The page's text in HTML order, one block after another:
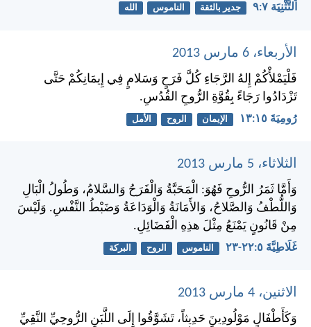
اَلتَّثْنِيَة ٧:‏٩ جدير بالثقة الناموس الله
الأربعاء، 6 مارس 2013
فَلْيَمْلأْكُمْ إِلهُ الرَّجَاءِ كُلَّ فَرَحٍ وَسَلامٍ فِي إِيمَانِكُمْ حَتَّى
تَزْدَادُوا رَجَاءً بِقُوَّةِ الرُّوحِ القُدُسِ.
رُومِيَةَ ١٥:‏١٣ الإيمان الروح الأمل
الثلاثاء، 5 مارس 2013
وَأَمَّا ثَمَرُ الرُّوحِ فَهُوَ: الْمَحَبَّةُ وَالْفَرَحُ وَالسَّلامُ، وَطُولُ الْبَالِ
وَاللُّطْفُ وَالصَّلاحُ، وَالأَمَانَةُ وَالْوَدَاعَةُ وَضَبْطُ النَّفْسِ. وَلَيْسَ
مِنْ قَانُونٍ يَمْنَعُ مِثْلَ هذِهِ الْفَضَائِلِ.
غَلَاطِيَّةَ ٥:‏٢٢-‏٢٣ الناموس الروح البركة
الاثنين، 4 مارس 2013
وَكَأَطْفَالٍ مَوْلُودِينَ حَدِيثاً، تَشَوَّقُوا إِلَى اللَّبَنِ الرُّوحِيِّ النَّقِيِّ